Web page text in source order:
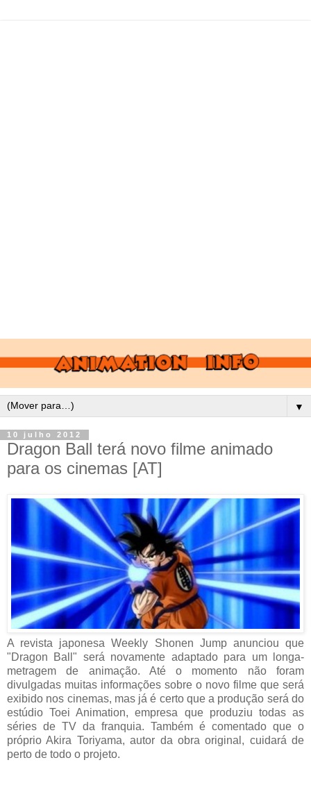
▼
10 julho 2012
Dragon Ball terá novo filme animado
para os cinemas [AT]
A revista japonesa Weekly Shonen Jump anunciou que
"Dragon Ball" será novamente adaptado para um longa-
metragem de animação. Até o momento não foram
divulgadas muitas informações sobre o novo filme que será
exibido nos cinemas, mas já é certo que a produção será do
estúdio Toei Animation, empresa que produziu todas as
séries de TV da franquia. Também é comentado que o
próprio Akira Toriyama, autor da obra original, cuidará de
perto de todo o projeto.